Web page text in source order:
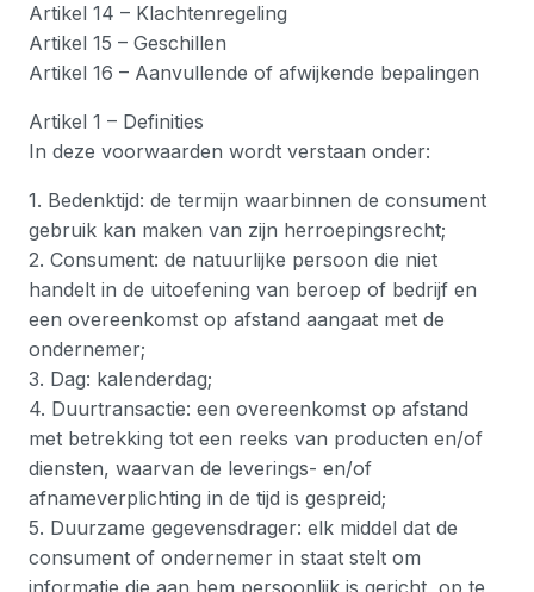
Artikel 14 – Klachtenregeling
Artikel 15 – Geschillen
Artikel 16 – Aanvullende of afwijkende bepalingen
Artikel 1 – Definities
In deze voorwaarden wordt verstaan onder:
1. Bedenktijd: de termijn waarbinnen de consument
gebruik kan maken van zijn herroepingsrecht;
2. Consument: de natuurlijke persoon die niet
handelt in de uitoefening van beroep of bedrijf en
een overeenkomst op afstand aangaat met de
ondernemer;
3. Dag: kalenderdag;
4. Duurtransactie: een overeenkomst op afstand
met betrekking tot een reeks van producten en/of
diensten, waarvan de leverings- en/of
afnameverplichting in de tijd is gespreid;
5. Duurzame gegevensdrager: elk middel dat de
consument of ondernemer in staat stelt om